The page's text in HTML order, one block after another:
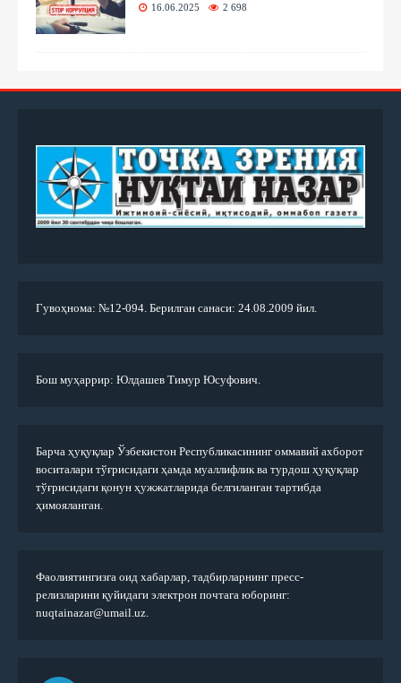
16.06.2025 2 698
Гувоҳнома: №12-094. Берилган санаси: 24.08.2009 йил.
Бош муҳаррир: Юлдашев Тимур Юсуфович.
Барча ҳуқуқлар Ўзбекистон Республикасининг оммавий ахборот
воситалари тўғрисидаги ҳамда муаллифлик ва турдош ҳуқуқлар
тўғрисидаги қонун ҳужжатларида белгиланган тартибда
ҳимояланган.
Фаолиятингизга оид хабарлар, тадбирларнинг пресс-
релизларини қуйидаги электрон почтага юборинг:
nuqtainazar@umail.uz.